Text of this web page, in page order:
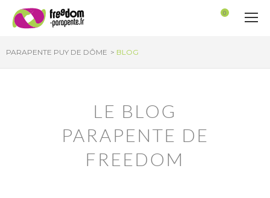
0
PARAPENTE PUY DE DÔME BLOG
LE BLOG
PARAPENTE DE
FREEDOM